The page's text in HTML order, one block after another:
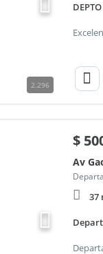
2.296
$
Av
37